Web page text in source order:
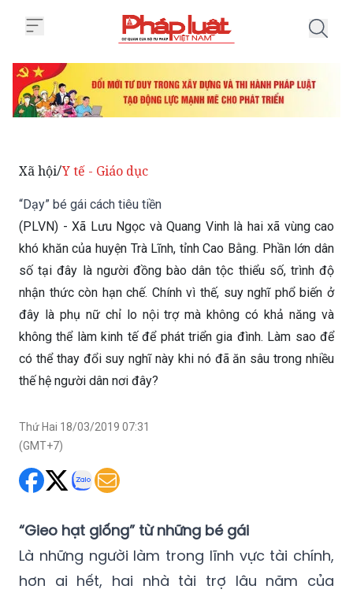
Xã hội/Y tế - Giáo dục
“Dạy” bé gái cách tiêu tiền
(PLVN) - Xã Lưu Ngọc và Quang Vinh là hai xã vùng cao
khó khăn của huyện Trà Lĩnh, tỉnh Cao Bằng. Phần lớn dân
số tại đây là người đồng bào dân tộc thiểu số, trình độ
nhận thức còn hạn chế. Chính vì thế, suy nghĩ phổ biến ở
đây là phụ nữ chỉ lo nội trợ mà không có khả năng và
không thể làm kinh tế để phát triển gia đình. Làm sao để
có thể thay đổi suy nghĩ này khi nó đã ăn sâu trong nhiều
thế hệ người dân nơi đây?
Thứ Hai 18/03/2019 07:31
(GMT+7)
“Gieo hạt giống” từ những bé gái
Là những người làm trong lĩnh vực tài chính,
hơn ai hết, hai nhà tài trợ lâu năm của